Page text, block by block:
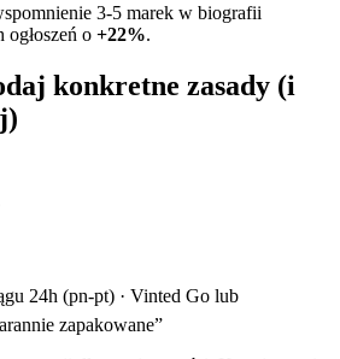
3-5 marek w biografii
o +22%.
konkretne zasady (i
24h (pn-pt) · Vinted Go lub
zapakowane”